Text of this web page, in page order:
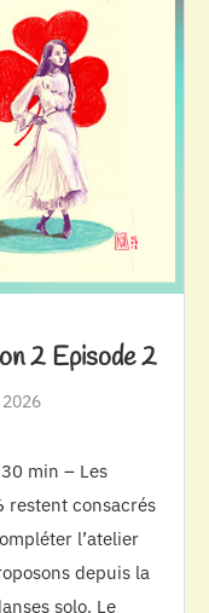
2 Episode 2
min – Les
restent consacrés
l’atelier
depuis la
solo. Le